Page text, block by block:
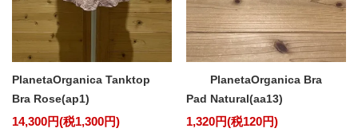
PlanetaOrganica Tanktop
Bra Rose(ap1)
14,300円(税1,300円)
PlanetaOrganica Bra
Pad Natural(aa13)
1,320円(税120円)